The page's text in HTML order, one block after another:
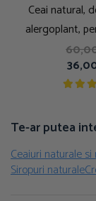
Ceai natural,
alergoplant,
Te-ar putea
Ceaiuri naturale
Siropuri naturale